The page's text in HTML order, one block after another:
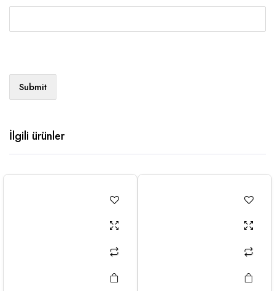
İlgili ürünler